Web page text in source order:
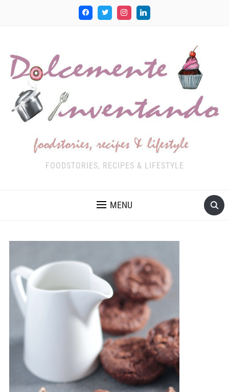
FOODSTORIES, RECIPES & LIFESTYLE
MENU